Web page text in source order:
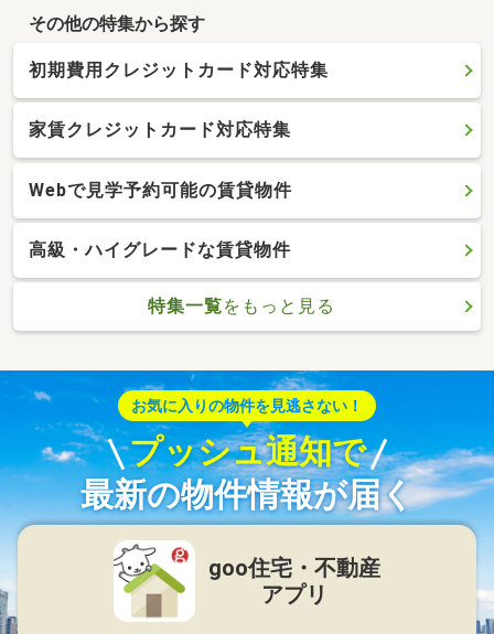
その他の特集から探す
初期費用クレジットカード対応特集
家賃クレジットカード対応特集
Webで見学予約可能の賃貸物件
高級・ハイグレードな賃貸物件
特集一覧をもっと見る
お気に入りの物件を見逃さない！
プッシュ通知で
最新の物件情報が届く
goo住宅・不動産
アプリ